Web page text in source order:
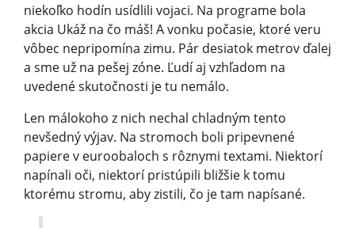
niekoľko hodín usídlili vojaci. Na programe bola
akcia Ukáž na čo máš! A vonku počasie, ktoré veru
vôbec nepripomína zimu. Pár desiatok metrov ďalej
a sme už na pešej zóne. Ľudí aj vzhľadom na
uvedené skutočnosti je tu nemálo.
Len málokoho z nich nechal chladným tento
nevšedný výjav. Na stromoch boli pripevnené
papiere v euroobaloch s rôznymi textami. Niektorí
napínali oči, niektorí pristúpili bližšie k tomu
ktorému stromu, aby zistili, čo je tam napísané.